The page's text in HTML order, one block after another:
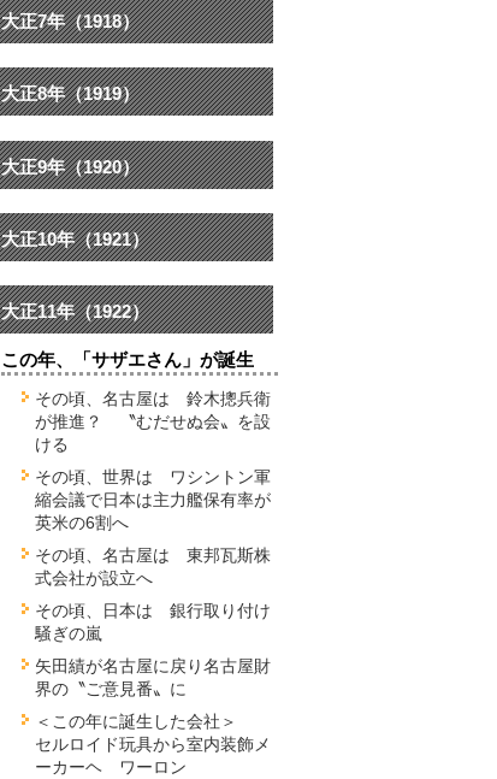
大正7年（1918）
大正8年（1919）
大正9年（1920）
大正10年（1921）
大正11年（1922）
この年、「サザエさん」が誕生
その頃、名古屋は 鈴木摠兵衛
が推進？ 〝むだせぬ会〟を設
ける
その頃、世界は ワシントン軍
縮会議で日本は主力艦保有率が
英米の6割へ
その頃、名古屋は 東邦瓦斯株
式会社が設立へ
その頃、日本は 銀行取り付け
騒ぎの嵐
矢田績が名古屋に戻り名古屋財
界の〝ご意見番〟に
＜この年に誕生した会社＞
セルロイド玩具から室内装飾メ
ーカーヘ ワーロン